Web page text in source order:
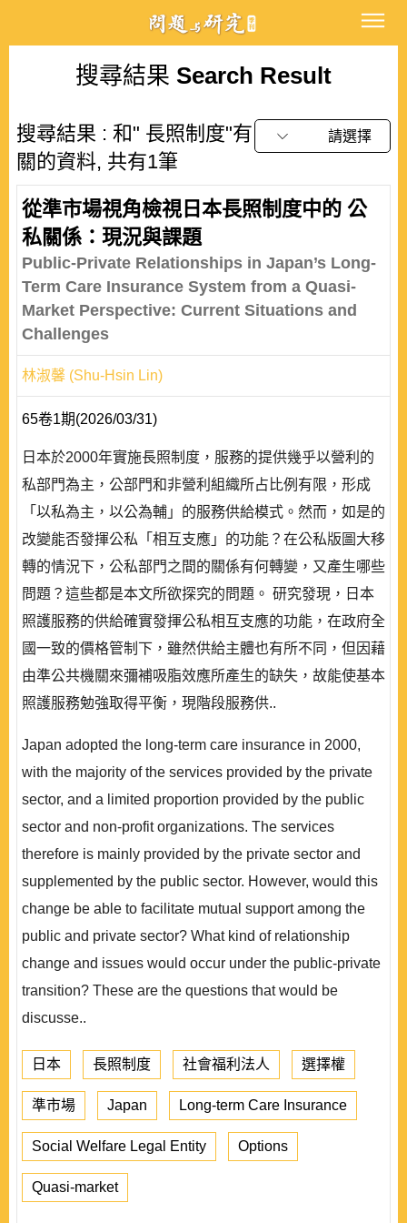
搜尋結果 Search Result
搜尋結果 : 和" 長照制度"有
關的資料, 共有1筆
請選擇
從準市場視角檢視日本長照制度中的 公
私關係：現況與課題
Public-Private Relationships in Japan’s Long-
Term Care Insurance System from a Quasi-
Market Perspective: Current Situations and
Challenges
林淑馨 (Shu-Hsin Lin)
65卷1期(2026/03/31)
日本於2000年實施長照制度，服務的提供幾乎以營利的
私部門為主，公部門和非營利組織所占比例有限，形成
「以私為主，以公為輔」的服務供給模式。然而，如是的
改變能否發揮公私「相互支應」的功能？在公私版圖大移
轉的情況下，公私部門之間的關係有何轉變，又產生哪些
問題？這些都是本文所欲探究的問題。 研究發現，日本
照護服務的供給確實發揮公私相互支應的功能，在政府全
國一致的價格管制下，雖然供給主體也有所不同，但因藉
由準公共機關來彌補吸脂效應所產生的缺失，故能使基本
照護服務勉強取得平衡，現階段服務供..
Japan adopted the long-term care insurance in 2000,
with the majority of the services provided by the private
sector, and a limited proportion provided by the public
sector and non-profit organizations. The services
therefore is mainly provided by the private sector and
supplemented by the public sector. However, would this
change be able to facilitate mutual support among the
public and private sector? What kind of relationship
change and issues would occur under the public-private
transition? These are the questions that would be
discusse..
日本 長照制度 社會福利法人 選擇權
準市場 Japan Long-term Care Insurance
Social Welfare Legal Entity Options
Quasi-market